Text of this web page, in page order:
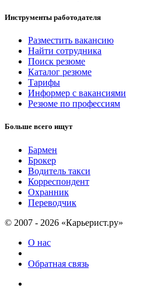
Инструменты работодателя
Разместить вакансию
Найти сотрудника
Поиск резюме
Каталог резюме
Тарифы
Информер с вакансиями
Резюме по профессиям
Больше всего ищут
Бармен
Брокер
Водитель такси
Корреспондент
Охранник
Переводчик
© 2007 - 2026 «Карьерист.ру»
О нас
Обратная связь